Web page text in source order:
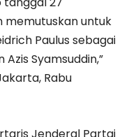
memutuskan untuk
Paulus sebagai
Syamsuddin,”
Rabu